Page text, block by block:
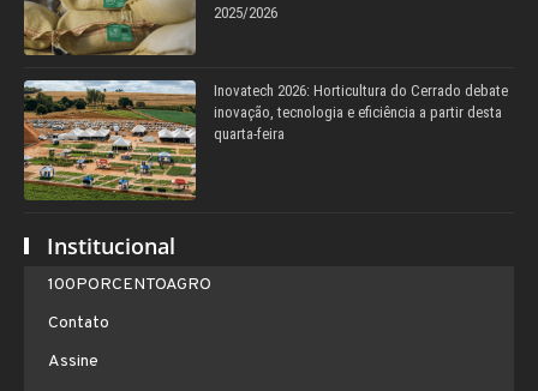
2025/2026
Inovatech 2026: Horticultura do Cerrado debate
inovação, tecnologia e eficiência a partir desta
quarta-feira
Institucional
100PORCENTOAGRO
Contato
Assine